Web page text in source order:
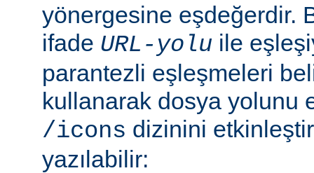
yönergesine eşdeğerdir.
ifade URL-yolu ile
parantezli eşleşmeleri
kullanarak dosya yolunu
/icons dizinini
yazılabilir: